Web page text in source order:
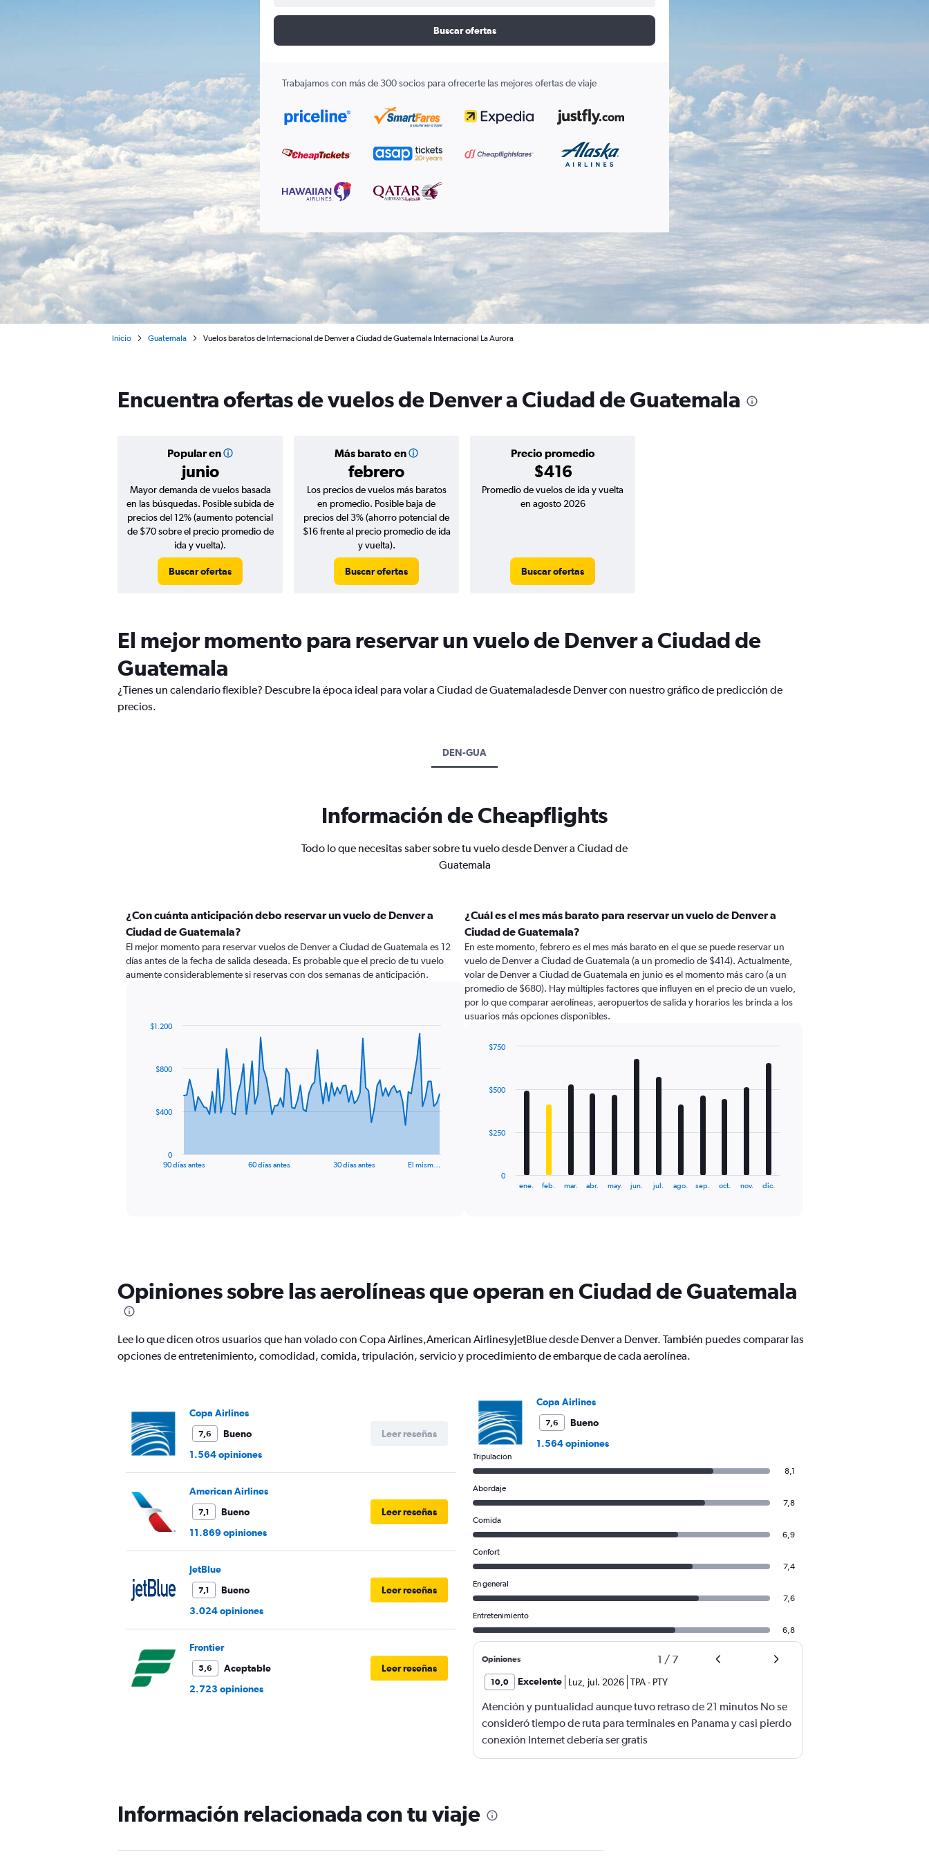
Buscar ofertas
Trabajamos con más de 300 socios para ofrecerte las mejores ofertas de viaje
Inicio Guatemala Vuelos baratos de Internacional de Denver a Ciudad de Guatemala Internacional La Aurora
Encuentra ofertas de vuelos de Denver a Ciudad de Guatemala
Popular en
junio
Más barato en
febrero
Precio promedio
$416
Mayor demanda de vuelos basada
en las búsquedas. Posible subida de
precios del 12% (aumento potencial
de $70 sobre el precio promedio de
ida y vuelta).
Buscar ofertas
Los precios de vuelos más baratos
en promedio. Posible baja de
precios del 3% (ahorro potencial de
$16 frente al precio promedio de ida
y vuelta).
Buscar ofertas
Promedio de vuelos de ida y vuelta
en agosto 2026
Buscar ofertas
El mejor momento para reservar un vuelo de Denver a Ciudad de
Guatemala
¿Tienes un calendario flexible? Descubre la época ideal para volar a Ciudad de Guatemaladesde Denver con nuestro gráfico de predicción de
precios.
DEN-GUA
Información de Cheapflights
Todo lo que necesitas saber sobre tu vuelo desde Denver a Ciudad de
Guatemala
¿Con cuánta anticipación debo reservar un vuelo de Denver a
Ciudad de Guatemala?
El mejor momento para reservar vuelos de Denver a Ciudad de Guatemala es 12
días antes de la fecha de salida deseada. Es probable que el precio de tu vuelo
aumente considerablemente si reservas con dos semanas de anticipación.
data
The
has
1
displaying
values.
Range:
90 días antes 60 días antes 30 días antes El mism…
0
$400
$800
$1.200
¿Cuál es el mes más barato para reservar un vuelo de Denver a
Ciudad de Guatemala?
En este momento, febrero es el mes más barato en el que se puede reservar un
vuelo de Denver a Ciudad de Guatemala (a un promedio de $414). Actualmente,
volar de Denver a Ciudad de Guatemala en junio es el momento más caro (a un
promedio de $680). Hay múltiples factores que influyen en el precio de un vuelo,
por lo que comparar aerolíneas, aeropuertos de salida y horarios les brinda a los
usuarios más opciones disponibles.
12
The
chart
has
axis
displaying
to
750.
ene. feb. mar. abr. may. jun. jul. ago. sep. oct. nov. dic.
0
$250
$500
$750
Opiniones sobre las aerolíneas que operan en Ciudad de Guatemala
Lee lo que dicen otros usuarios que han volado con Copa Airlines,American AirlinesyJetBlue desde Denver a Denver. También puedes comparar las
opciones de entretenimiento, comodidad, comida, tripulación, servicio y procedimiento de embarque de cada aerolínea.
Copa Airlines
7,6
Bueno
1.564 opiniones
Leer reseñas
American Airlines
7,1
Bueno
11.869 opiniones
Leer reseñas
JetBlue
7,1
Bueno
3.024 opiniones
Leer reseñas
Frontier
5,6
Aceptable
2.723 opiniones
Leer reseñas
Copa Airlines
7,6
Bueno
1.564 opiniones
Tripulación
8,1
Abordaje
7,8
Comida
6,9
Confort
7,4
En general
7,6
Entretenimiento
6,8
Opiniones 1 / 7
10,0 Excelente Luz jul. 2026 TPA- PTY
Atención y puntualidad aunque tuvo retraso de 21 minutos No se
consideró tiempo de ruta para terminales en Panama y casi pierdo
conexión Internet debería ser gratis
Información relacionada con tu viaje